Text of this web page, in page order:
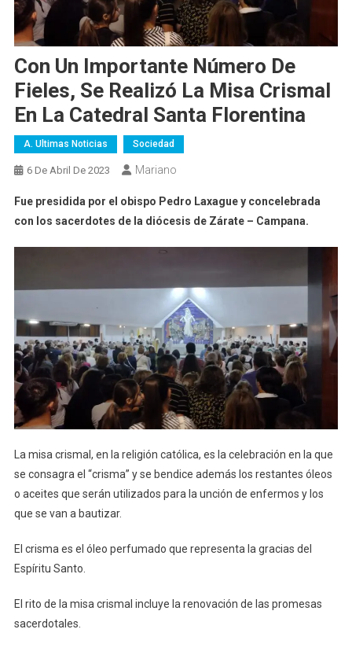
Con Un Importante Número De
Fieles, Se Realizó La Misa Crismal
En La Catedral Santa Florentina
A. Ultimas Noticias Sociedad
6 De Abril De 2023 Mariano
Fue presidida por el obispo Pedro Laxague y concelebrada
con los sacerdotes de la diócesis de Zárate – Campana.
La misa crismal, en la religión católica, es la celebración en la que
se consagra el “crisma” y se bendice además los restantes óleos
o aceites que serán utilizados para la unción de enfermos y los
que se van a bautizar.
El crisma es el óleo perfumado que representa la gracias del
Espíritu Santo.
El rito de la misa crismal incluye la renovación de las promesas
sacerdotales.